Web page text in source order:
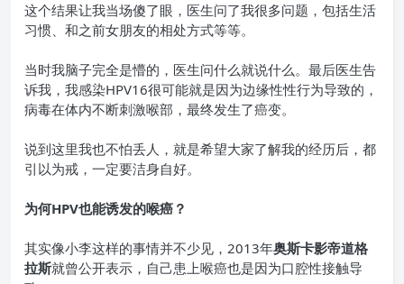
这个结果让我当场傻了眼，医生问了我很多问题，包括生活
习惯、和之前女朋友的相处方式等等。
当时我脑子完全是懵的，医生问什么就说什么。最后医生告
诉我，我感染HPV16很可能就是因为边缘性性行为导致的，
病毒在体内不断刺激喉部，最终发生了癌变。
说到这里我也不怕丢人，就是希望大家了解我的经历后，都
引以为戒，一定要洁身自好。
为何HPV也能诱发的喉癌？
其实像小李这样的事情并不少见，2013年奥斯卡影帝道格
拉斯就曾公开表示，自己患上喉癌也是因为口腔性接触导